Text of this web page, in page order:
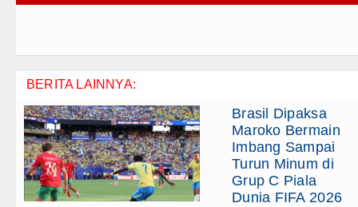
BERITA LAINNYA:
Brasil Dipaksa
Maroko Bermain
Imbang Sampai
Turun Minum di
Grup C Piala
Dunia FIFA 2026